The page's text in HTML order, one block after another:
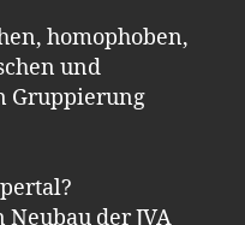
homophoben,
und
Gruppierung
der JVA